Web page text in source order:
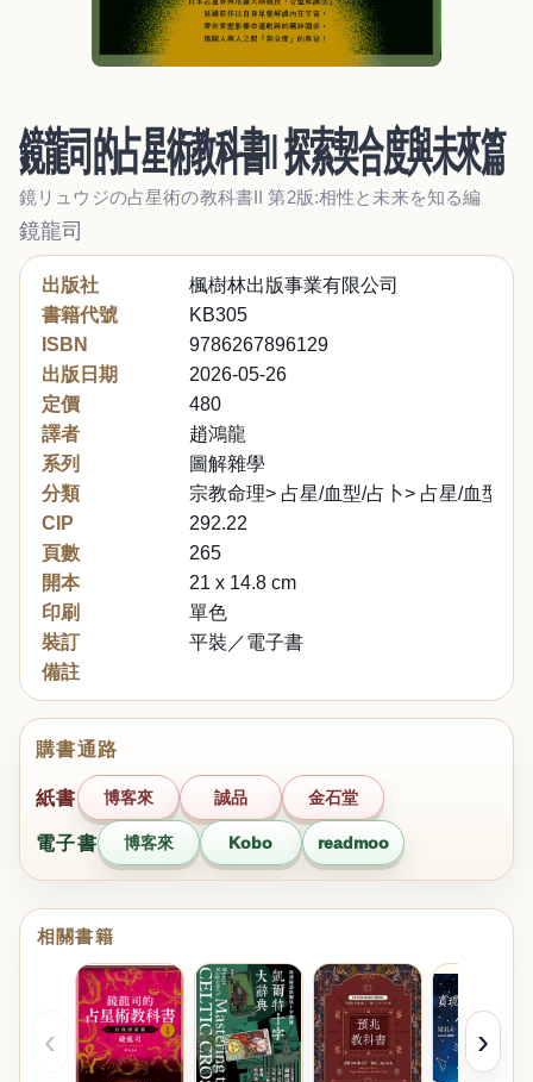
鏡龍司的占星術教科書II 探索契合度與未來篇
鏡リュウジの占星術の教科書II 第2版:相性と未来を知る編
鏡龍司
出版社
楓樹林出版事業有限公司
書籍代號
KB305
ISBN
9786267896129
出版日期
2026-05-26
定價
480
譯者
趙鴻龍
系列
圖解雜學
分類
宗教命理> 占星/血型/占卜> 占星/血型
CIP
292.22
頁數
265
開本
21 x 14.8 cm
印刷
單色
裝訂
平裝／電子書
備註
購書通路
紙書 博客來 誠品 金石堂
電子書 博客來 Kobo readmoo
相關書籍
‹ ›